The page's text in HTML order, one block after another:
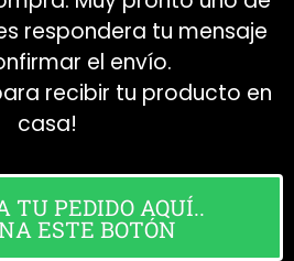
respondera tu mensaje
el envío.
recibir tu producto en
casa!
TU PEDIDO AQUÍ..
ESTE BOTÓN